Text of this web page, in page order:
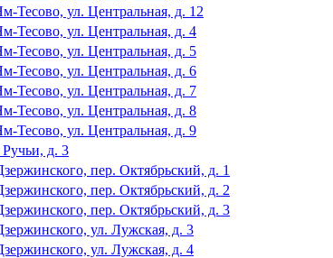
Тесово, ул. Центральная, д. 12
Тесово, ул. Центральная, д. 4
Тесово, ул. Центральная, д. 5
Тесово, ул. Центральная, д. 6
Тесово, ул. Центральная, д. 7
Тесово, ул. Центральная, д. 8
Тесово, ул. Центральная, д. 9
д. 3
пер. Октябрьский, д. 1
пер. Октябрьский, д. 2
пер. Октябрьский, д. 3
ул. Лужская, д. 3
ул. Лужская, д. 4